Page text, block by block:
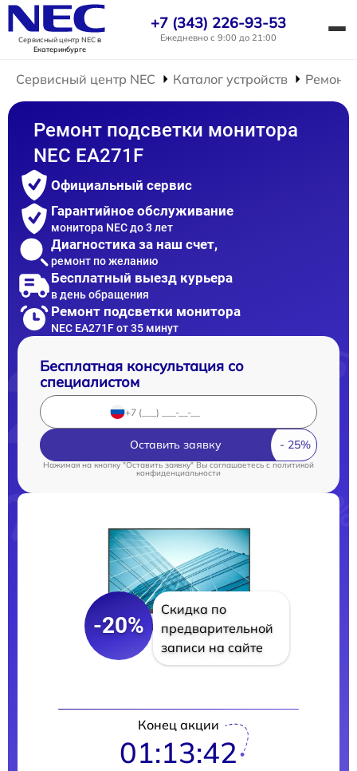
Сервисный центр NECв
Екатеринбурге
+7 (343) 226-93-53
Ежедневно с 9:00 до 21:00
Сервисный центр NEC Каталог устройств Ремонт
Ремонт подсветки монитора
NEC EA271F
Официальный сервис
Гарантийное обслуживание
монитора NEC до 3 лет
Диагностика за наш счет,
ремонт по желанию
Бесплатный выезд курьера
в день обращения
Ремонт подсветки монитора
NEC EA271F от 35 минут
Бесплатная консультация со
специалистом
Оставить заявку
Нажимая на кнопку "Оставить заявку" Вы соглашаетесь cполитикой
конфиденциальности
-20%
Скидка по
предварительной
записи на сайте
Конец акции
01:13:41